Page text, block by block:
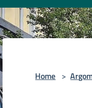
Home >